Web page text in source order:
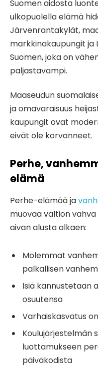
Suomen aidosta
ulkopuolella elämä
Järvenrantakylät,
markkinakaupungit
Suomen, joka on
paljastavampi.
Maaseudun
ja omavaraisuus
kaupungit ovat
eivät ole korvanneet.
Perhe,
elämä
Perhe-elämää ja
muovaa valtion
aivan alusta alkaen:
Molemmat
palkallisen
Isiä kannustetaan
osuutensa
Varhaiskasvatus
Koulujärjestelmän
luottamukseen
päiväkodista